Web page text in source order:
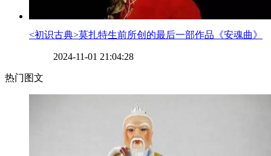
​<初识古典>莫扎特生前所创的最后一部作品《安魂曲》
2024-11-01 21:04:28
热门图文